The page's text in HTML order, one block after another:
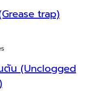
trap)
ตัน (Unclogged